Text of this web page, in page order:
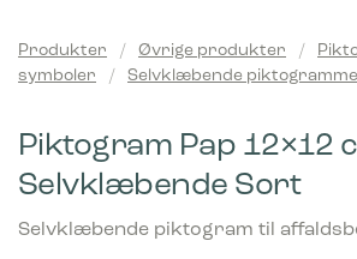
Produkter / Øvrige produkter /
symboler
/ Selvklæbende
Piktogram Pap 12×12
Selvklæbende Sort
Selvklæbende piktogram til